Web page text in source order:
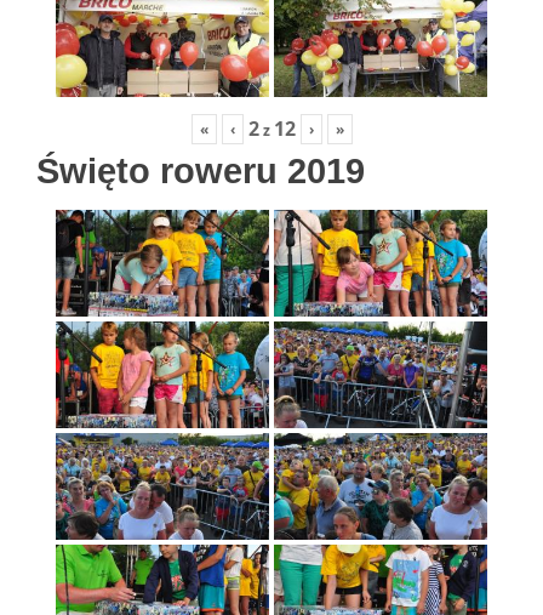
« ‹ 2z 12 › »
Święto roweru 2019